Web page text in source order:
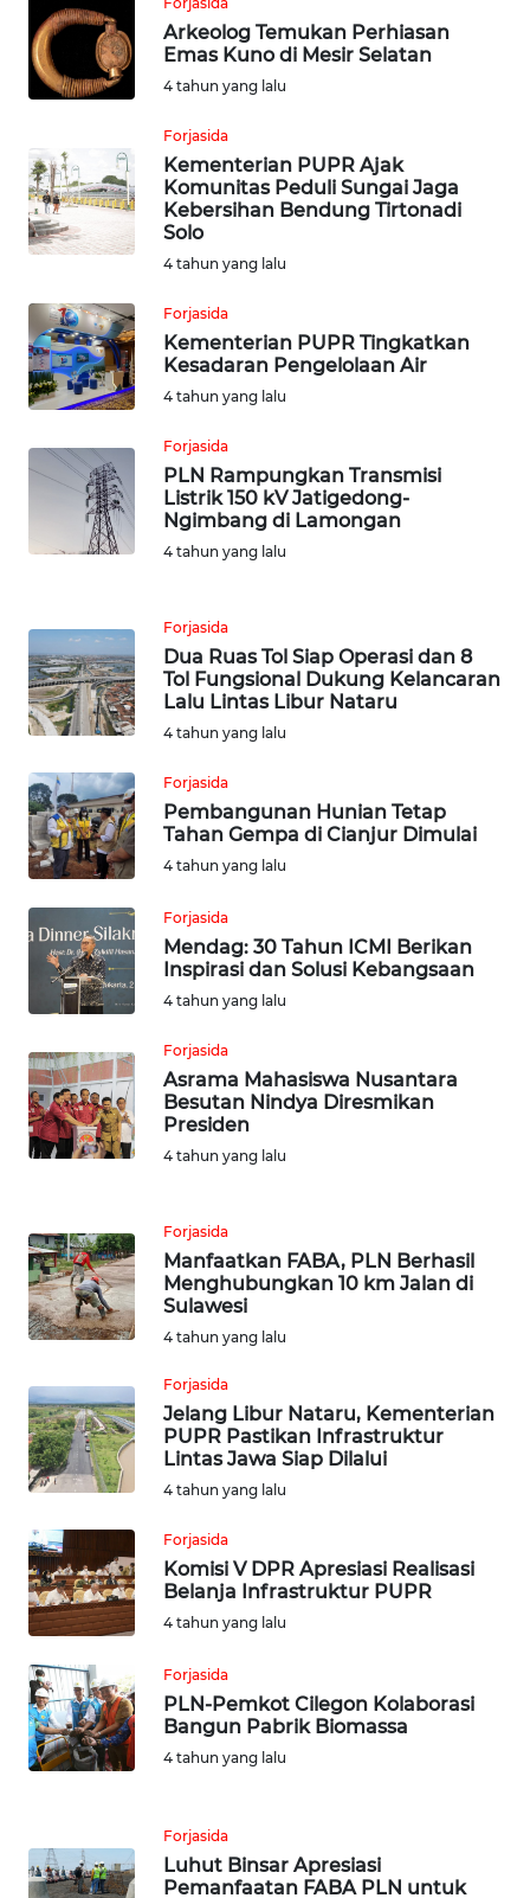
Arkeolog Temukan Perhiasan
Emas Kuno di Mesir Selatan
4 tahun yang lalu
Forjasida
Kementerian PUPR Ajak
Komunitas Peduli Sungai Jaga
Kebersihan Bendung Tirtonadi
Solo
4 tahun yang lalu
Forjasida
Kementerian PUPR Tingkatkan
Kesadaran Pengelolaan Air
4 tahun yang lalu
Forjasida
PLN Rampungkan Transmisi
Listrik 150 kV Jatigedong-
Ngimbang di Lamongan
4 tahun yang lalu
Forjasida
Dua Ruas Tol Siap Operasi dan 8
Tol Fungsional Dukung Kelancaran
Lalu Lintas Libur Nataru
4 tahun yang lalu
Forjasida
Pembangunan Hunian Tetap
Tahan Gempa di Cianjur Dimulai
4 tahun yang lalu
Forjasida
Mendag: 30 Tahun ICMI Berikan
Inspirasi dan Solusi Kebangsaan
4 tahun yang lalu
Forjasida
Asrama Mahasiswa Nusantara
Besutan Nindya Diresmikan
Presiden
4 tahun yang lalu
Forjasida
Manfaatkan FABA, PLN Berhasil
Menghubungkan 10 km Jalan di
Sulawesi
4 tahun yang lalu
Forjasida
Jelang Libur Nataru, Kementerian
PUPR Pastikan Infrastruktur
Lintas Jawa Siap Dilalui
4 tahun yang lalu
Forjasida
Komisi V DPR Apresiasi Realisasi
Belanja Infrastruktur PUPR
4 tahun yang lalu
Forjasida
PLN-Pemkot Cilegon Kolaborasi
Bangun Pabrik Biomassa
4 tahun yang lalu
Forjasida
Luhut Binsar Apresiasi
Pemanfaatan FABA PLN untuk
KEPRI
WN
PAPUA
WN
PAPUA
BARAT
RIAU
WN
SERAMBI
WN
JAMBI
WN
NTB
WN
WN
SULBAR
WN
SUMBAR
WN
SUMSEL
WN
WN
LAMPUNG
WN
WN
NUSANTARA
JOGJA
WN
JATIM
WN
BALI
WN
WN
KALTENG